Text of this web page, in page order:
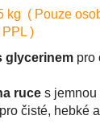
kg ( Pouze
)
glycerinem pro
ruce s jemnou
pro čisté, hebké